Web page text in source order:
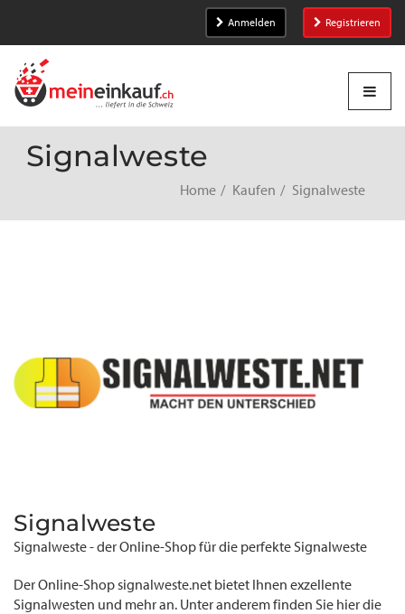
Anmelden Registrieren
Signalweste
Home Kaufen Signalweste
Signalweste
Signalweste - der Online-Shop für die perfekte Signalweste
Der Online-Shop signalweste.net bietet Ihnen exzellente
Signalwesten und mehr an. Unter anderem finden Sie hier die